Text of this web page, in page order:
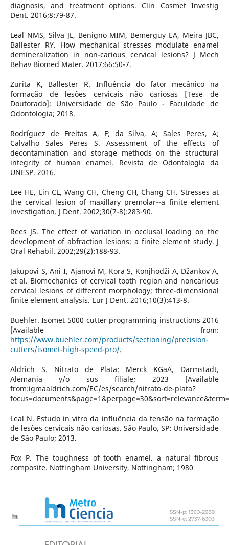
diagnosis, and treatment options. Clin Cosmet Investig
Dent. 2016;8:79-87.
Leal NMS, Silva JL, Benigno MIM, Bemerguy EA, Meira JBC,
Ballester RY. How mechanical stresses modulate enamel
demineralization in non-carious cervical lesions? J Mech
Behav Biomed Mater. 2017;66:50-7.
Zurita K, Ballester R. Influência do fator mecânico na
formação de lesões cervicais não cariosas [Tese de
Doutorado]: Universidade de São Paulo - Faculdade de
Odontologia; 2018.
Rodríguez de Freitas A, F; da Silva, A; Sales Peres, A;
Calvalho Sales Peres S. Assessment of the effects of
decontamination and storage methods on the structural
integrity of human enamel. Revista de Odontología da
UNESP. 2016.
Lee HE, Lin CL, Wang CH, Cheng CH, Chang CH. Stresses at
the cervical lesion of maxillary premolar--a finite element
investigation. J Dent. 2002;30(7-8):283-90.
Rees JS. The effect of variation in occlusal loading on the
development of abfraction lesions: a finite element study. J
Oral Rehabil. 2002;29(2):188-93.
Jakupovi S, Ani I, Ajanovi M, Kora S, Konjhodži A, Džankov A,
et al. Biomechanics of cervical tooth region and noncarious
cervical lesions of different morphology; three-dimensional
finite element analysis. Eur J Dent. 2016;10(3):413-8.
Buehler. Isomet 5000 cutter programming instructions 2016
[Available from:
https://www.buehler.com/products/sectioning/precision-
cutters/isomet-high-speed-pro/.
Aldrich S. Nitrato de Plata: Merck KGaA, Darmstadt,
Alemania y/o sus filiale; 2023 [Available
from:igmaaldrich.com/EC/es/search/nitrato-de-plata?
Leal N. Estudo in vitro da influência da tensão na formação
de lesões cervicais não cariosas. São Paulo, SP: Universidade
de São Paulo; 2013.
Fox P. The toughness of tooth enamel. a natural fibrous
composite. Nottingham University, Nottingham; 1980